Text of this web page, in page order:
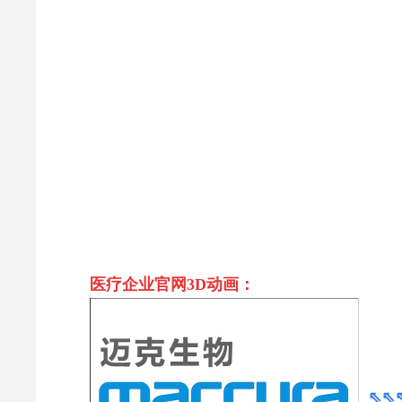
医疗企业官网3D动画：